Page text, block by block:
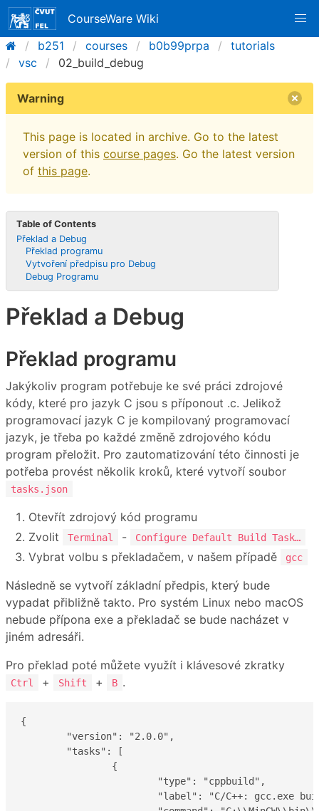
CourseWare Wiki
b251
courses b0b99prpa
tutorials
vsc
02_build_debug
Warning
This page is located in archive. Go to the latest
version of this course pages. Go the latest version
of this page.
Table of Contents
Překlad a Debug
Překlad programu
Vytvoření předpisu pro Debug
Debug Programu
Překlad a Debug
Překlad programu
Jakýkoliv program potřebuje ke své práci zdrojové
kódy, které pro jazyk C jsou s příponout .c. Jelikož
programovací jazyk C je kompilovaný programovací
jazyk, je třeba po každé změně zdrojového kódu
program přeložit. Pro zautomatizování této činnosti je
potřeba provést několik kroků, které vytvoří soubor
tasks.json
Otevřít zdrojový kód programu
Zvolit
Terminal - Configure Default Build Task…
Vybrat volbu s překladačem, v našem případě gcc
Následně se vytvoří základní předpis, který bude
vypadat přibližně takto. Pro systém Linux nebo macOS
nebude přípona exe a překladač se bude nacházet v
jiném adresáři.
Pro překlad poté můžete využít i klávesové zkratky
Ctrl + Shift + B .
{